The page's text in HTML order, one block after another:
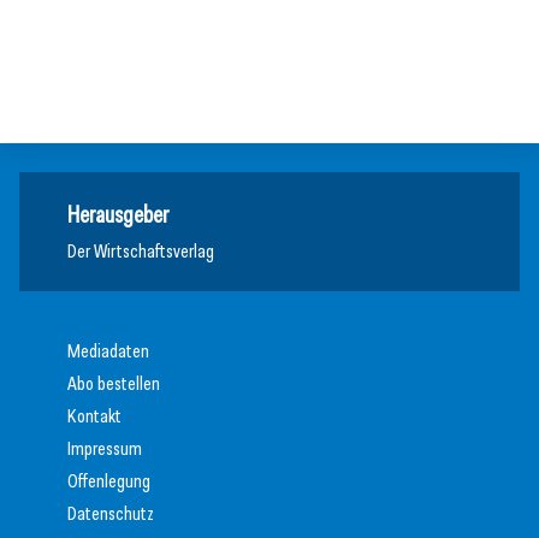
Herausgeber
Der Wirtschaftsverlag
Mediadaten
Abo bestellen
Kontakt
Impressum
Offenlegung
Datenschutz